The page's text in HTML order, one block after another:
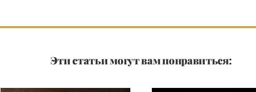
Эти статьи могут вам понравиться: